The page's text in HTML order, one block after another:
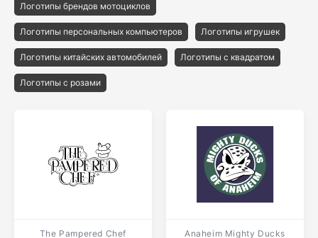
Логотипы брендов мотоциклов
Логотипы персональных компьютеров Логотипы игрушек
Логотипы китайских автомобилей Логотипы с квадратом
Логотипы с розами
The Pampered Chef Anaheim Mighty Ducks